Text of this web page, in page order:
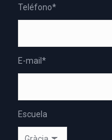
Teléfono*
E-mail *
Escuela